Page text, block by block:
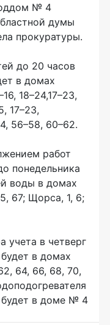
№ 4
думы
прокуратуры.
до 20 часов
в домах
18–24,17–23,
17–23,
56–58, 60–62.
работ
понедельника
воды в домах
67; Щорса, 1, 6;
учета в четверг
в домах
64, 66, 68, 70,
будет в доме № 4